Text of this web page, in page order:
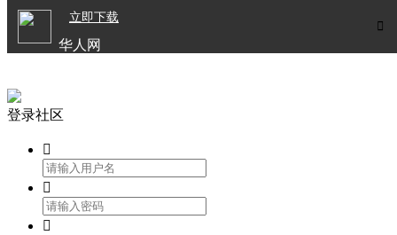

立即下载
华人网
登录社区


